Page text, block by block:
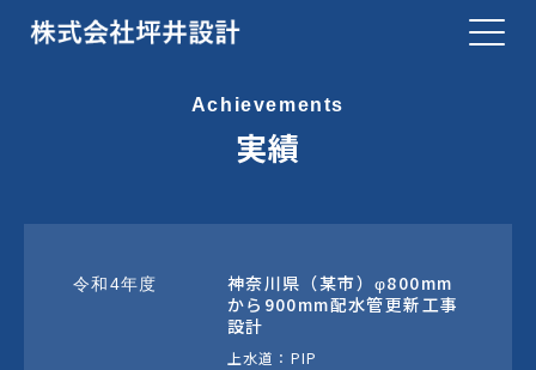
Achievements
実績
令和4年度
神奈川県（某市）φ800mm
から900mm配水管更新工事
設計
上水道：PIP